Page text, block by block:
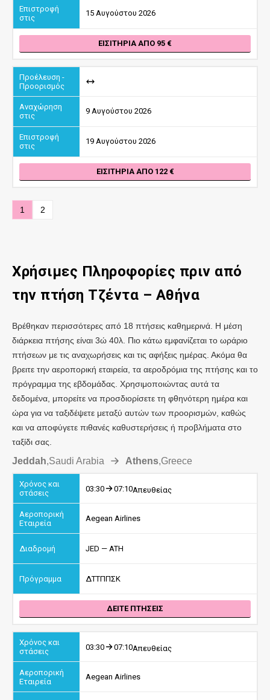
15 Αυγούστου 2026
ΕΙΣΙΤΉΡΙΑ ΑΠΌ 95
9 Αυγούστου 2026
19 Αυγούστου 2026
ΕΙΣΙΤΉΡΙΑ ΑΠΌ 122
1 2
Χρήσιμες Πληροφορίες πριν από
την πτήση Τζέντα – Αθήνα
Βρέθηκαν περισσότερες από 18 πτήσεις καθημερινά. Η μέση
διάρκεια πτήσης είναι 3ώ 40λ. Πιο κάτω εμφανίζεται το ωράριο
πτήσεων με τις αναχωρήσεις και τις αφήξεις ημέρας. Ακόμα θα
βρειτε την αεροπορική εταιρεία, τα αεροδρόμια της πτήσης και το
πρόγραμμα της εβδομάδας. Χρησιμοποιώντας αυτά τα
δεδομένα, μπορείτε να προσδιορίσετε τη φθηνότερη ημέρα και
ώρα για να ταξιδέψετε μεταξύ αυτών των προορισμών, καθώς
και να αποφύγετε πιθανές καθυστερήσεις ή προβλήματα στο
ταξίδι σας.
Jeddah,Saudi Arabia Athens,Greece
03:30 07:10Απευθείας
Aegean Airlines
JED — ATH
ΔΤΤΠΠΣΚ
ΔΕΙΤΕ ΠΤΗΣΕΙΣ
03:30 07:10Απευθείας
Aegean Airlines